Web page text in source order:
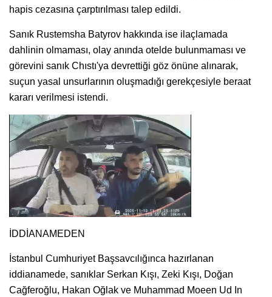
hapis cezasına çarptırılması talep edildi.
Sanık Rustemsha Batyrov hakkında ise ilaçlamada
dahlinin olmaması, olay anında otelde bulunmaması ve
görevini sanık Chıstı'ya devrettiği göz önüne alınarak,
suçun yasal unsurlarının oluşmadığı gerekçesiyle beraat
kararı verilmesi istendi.
İDDİANAMEDEN
İstanbul Cumhuriyet Başsavcılığınca hazırlanan
iddianamede, sanıklar Serkan Kışı, Zeki Kışı, Doğan
Cağferoğlu, Hakan Oğlak ve Muhammad Moeen Ud In